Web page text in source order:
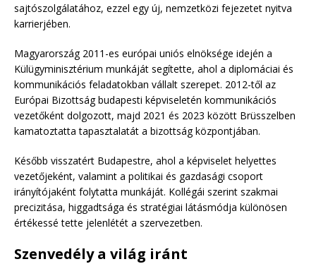
sajtószolgálatához, ezzel egy új, nemzetközi fejezetet nyitva
karrierjében.
Magyarország 2011-es európai uniós elnöksége idején a
Külügyminisztérium munkáját segítette, ahol a diplomáciai és
kommunikációs feladatokban vállalt szerepet. 2012-től az
Európai Bizottság budapesti képviseletén kommunikációs
vezetőként dolgozott, majd 2021 és 2023 között Brüsszelben
kamatoztatta tapasztalatát a bizottság központjában.
Később visszatért Budapestre, ahol a képviselet helyettes
vezetőjeként, valamint a politikai és gazdasági csoport
irányítójaként folytatta munkáját. Kollégái szerint szakmai
precizitása, higgadtsága és stratégiai látásmódja különösen
értékessé tette jelenlétét a szervezetben.
Szenvedély a világ iránt